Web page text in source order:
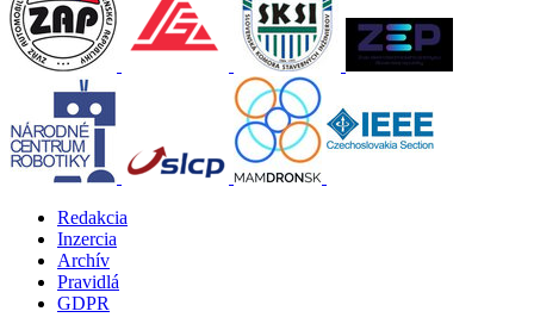
Redakcia
Inzercia
Archív
Pravidlá
GDPR